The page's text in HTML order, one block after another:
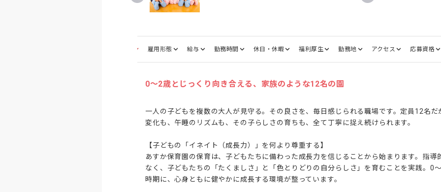
雇用形態 給与 勤務時間 休日・休暇 福利厚生 勤務地 アクセス 応募資格
0～2歳とじっくり向き合える、家族のような12名の園
一人の子どもを複数の大人が見守る。その良さを、毎日感じられる職場です。定員12名
変化も、午睡のリズムも、その子らしさの育ちも、全て丁寧に捉え続けられます。
【子どもの「イネイト（成長力）」を何より尊重する】
あすか保育園の保育は、子どもたちに備わった成長力を信じることから始まります。指導
なく、子どもたちの「たくましさ」と「色とりどりの自分らしさ」を育むことを実践。0
時期に、心身ともに健やかに成長する環境が整っています。